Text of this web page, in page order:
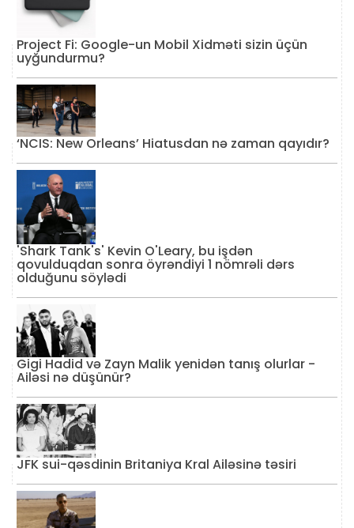
Project Fi: Google-un Mobil Xidməti sizin üçün
uyğundurmu?
‘NCIS: New Orleans’ Hiatusdan nə zaman qayıdır?
'Shark Tank's' Kevin O'Leary, bu işdən
qovulduqdan sonra öyrəndiyi 1 nömrəli dərs
olduğunu söylədi
Gigi Hadid və Zayn Malik yenidən tanış olurlar -
Ailəsi nə düşünür?
JFK sui-qəsdinin Britaniya Kral Ailəsinə təsiri